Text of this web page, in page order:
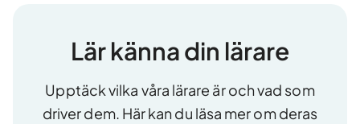
Lär känna din lärare
Upptäck vilka våra lärare är och vad som
driver dem. Här kan du läsa mer om deras